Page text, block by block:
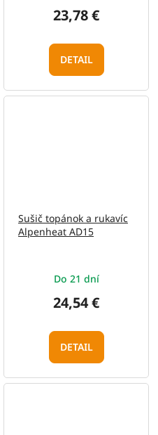
23,78 €
DETAIL
Sušič topánok a rukavíc
Alpenheat AD15
Do 21 dní
24,54 €
DETAIL